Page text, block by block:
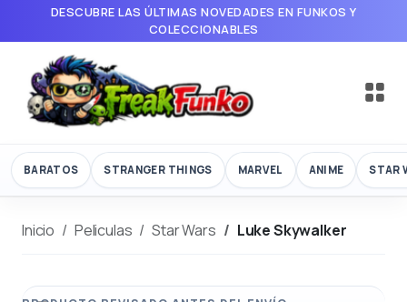
DESCUBRE LAS ÚLTIMAS NOVEDADES EN FUNKOS Y
COLECCIONABLES
BARATOS STRANGER THINGS MARVEL ANIME STAR
Inicio Peliculas Star Wars Luke Skywalker